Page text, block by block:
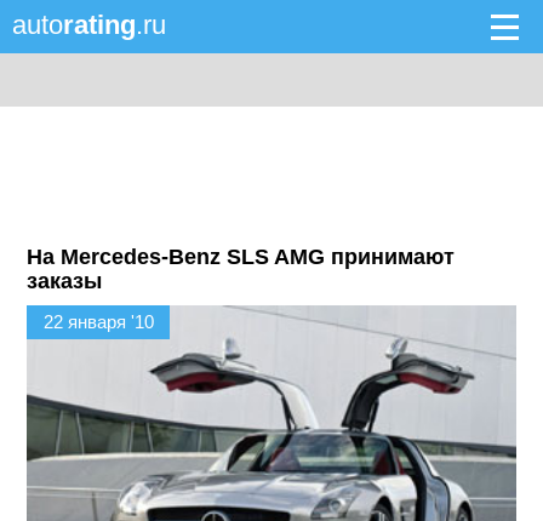
autorating.ru
На Mercedes-Benz SLS AMG принимают
заказы
22 января '10